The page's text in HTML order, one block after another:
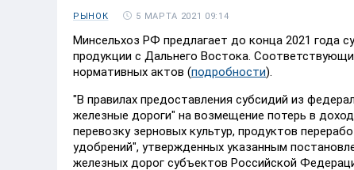
РЫНОК 5 МАРТА 2021 09:14
Минсельхоз РФ предлагает до конца 2021 года
продукции с Дальнего Востока.
нормативных актов (подробности).
"В правилах предоставления субсидий из
железные дороги" на возмещение потерь в
перевозку зерновых культур, продуктов
удобрений", утвержденных указанным
железных дорог субъектов Российской